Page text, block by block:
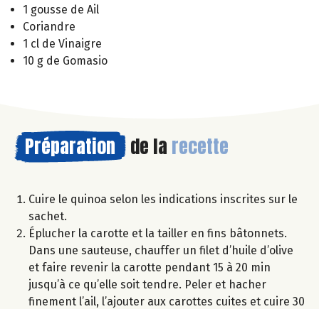
1 gousse de Ail
Coriandre
1 cl de Vinaigre
10 g de Gomasio
Préparation de la recette
Cuire le quinoa selon les indications inscrites sur le
sachet.
Éplucher la carotte et la tailler en fins bâtonnets.
Dans une sauteuse, chauffer un filet d’huile d’olive
et faire revenir la carotte pendant 15 à 20 min
jusqu’à ce qu’elle soit tendre. Peler et hacher
finement l’ail, l’ajouter aux carottes cuites et cuire 30